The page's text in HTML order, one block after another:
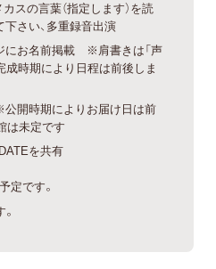
スの言葉（指定します）を読
さい、多重録音出演
にお名前掲載 ※肩書きは「声
成時期により日程は前後しま
開時期によりお届け日は前
は未定です
を共有
定です。